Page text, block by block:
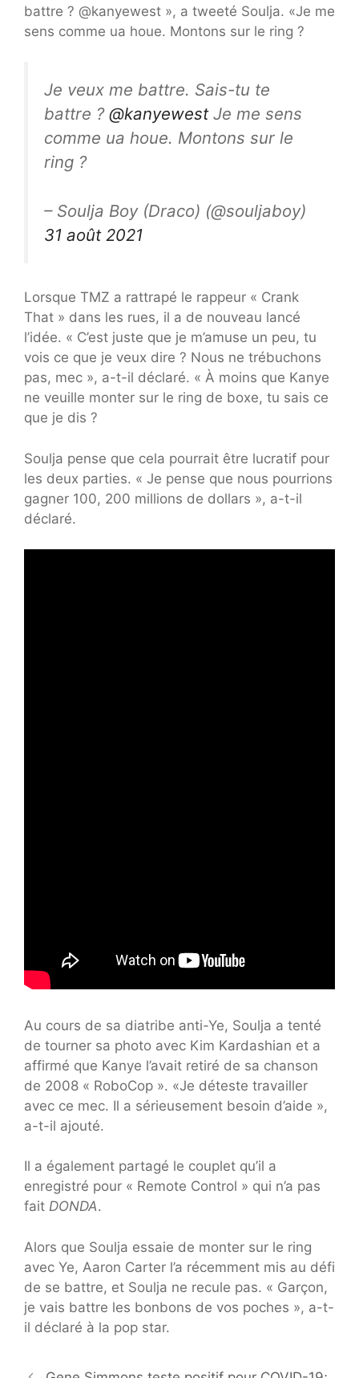
battre ? @kanyewest », a tweeté Soulja. «Je me
sens comme ua houe. Montons sur le ring ?
Je veux me battre. Sais-tu te
battre ? @kanyewestJe me sens
comme ua houe. Montons sur le
ring ?
– Soulja Boy (Draco) (@souljaboy)
31 août 2021
Lorsque TMZ a rattrapé le rappeur « Crank
That » dans les rues, il a de nouveau lancé
l’idée. « C’est juste que je m’amuse un peu, tu
vois ce que je veux dire ? Nous ne trébuchons
pas, mec », a-t-il déclaré. « À moins que Kanye
ne veuille monter sur le ring de boxe, tu sais ce
que je dis ?
Soulja pense que cela pourrait être lucratif pour
les deux parties. « Je pense que nous pourrions
gagner 100, 200 millions de dollars », a-t-il
déclaré.
Au cours de sa diatribe anti-Ye, Soulja a tenté
de tourner sa photo avec Kim Kardashian et a
affirmé que Kanye l’avait retiré de sa chanson
de 2008 « RoboCop ». «Je déteste travailler
avec ce mec. Il a sérieusement besoin d’aide »,
a-t-il ajouté.
Il a également partagé le couplet qu’il a
enregistré pour « Remote Control » qui n’a pas
fait DONDA.
Alors que Soulja essaie de monter sur le ring
avec Ye, Aaron Carter l’a récemment mis au défi
de se battre, et Soulja ne recule pas. « Garçon,
je vais battre les bonbons de vos poches », a-t-
il déclaré à la pop star.